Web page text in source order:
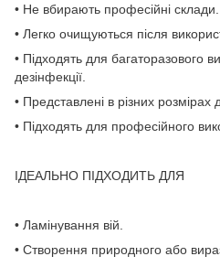
• Не вбирають професійні склади.
• Легко очищуються після
• Підходять для багаторазового
дезінфекції.
• Представлені в різних розмірах
• Підходять для професійного
ІДЕАЛЬНО ПІДХОДИТЬ ДЛЯ
• Ламінування вій.
• Створення природного або